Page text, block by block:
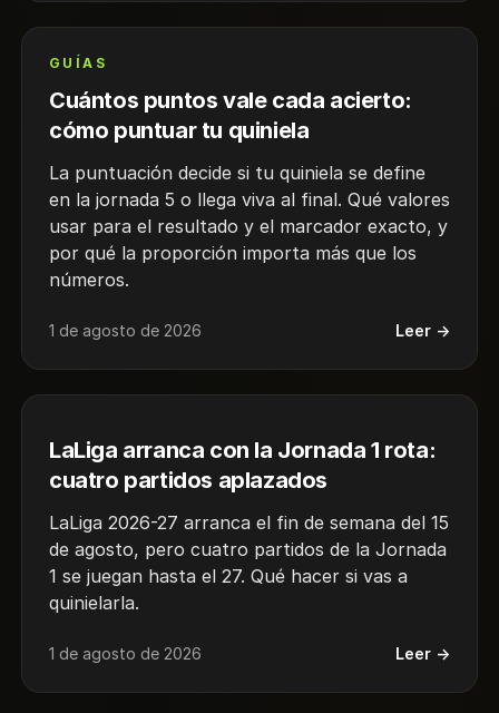
GUÍAS
Cuántos puntos vale cada acierto:
cómo puntuar tu quiniela
La puntuación decide si tu quiniela se define
en la jornada 5 o llega viva al final. Qué valores
usar para el resultado y el marcador exacto, y
por qué la proporción importa más que los
números.
1 de agosto de 2026 Leer →
LaLiga arranca con la Jornada 1 rota:
cuatro partidos aplazados
LaLiga 2026-27 arranca el fin de semana del 15
de agosto, pero cuatro partidos de la Jornada
1 se juegan hasta el 27. Qué hacer si vas a
quinielarla.
1 de agosto de 2026 Leer →